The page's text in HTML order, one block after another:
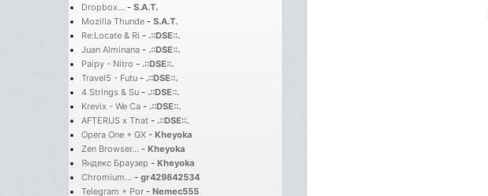
Dropbox... - S.A.T.
Mozilla Thunde - S.A.T.
Re:Locate & Ri - .::DSE::.
Juan Alminana - .::DSE::.
Paipy - Nitro - .::DSE::.
Travel5 - Futu - .::DSE::.
4 Strings & Su - .::DSE::.
Krevix - We Ca - .::DSE::.
AFTERUS x That - .::DSE::.
Opera One + GX - Kheyoka
Zen Browser... - Kheyoka
Яндекс Браузер - Kheyoka
Chromium... - gr429842534
Telegram + Por - Nemec555